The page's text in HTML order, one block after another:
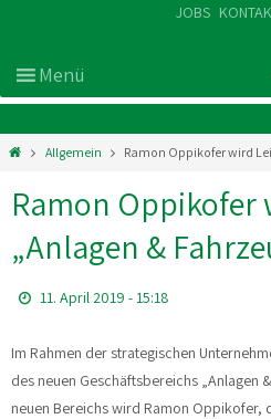
JOBS
Allgemein Ramon Oppikofer wird
Ramon Oppikofer
„Anlagen &
11. April 2019 - 15:18
Im Rahmen der strategischen
des neuen Geschäftsbereichs „Anlagen
neuen Bereichs wird Ramon Oppikofer,